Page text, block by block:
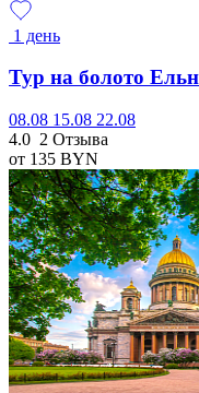
1 день
Тур на болото
08.08 15.08 22.08
4.0 2 Отзыва
от 135 BYN